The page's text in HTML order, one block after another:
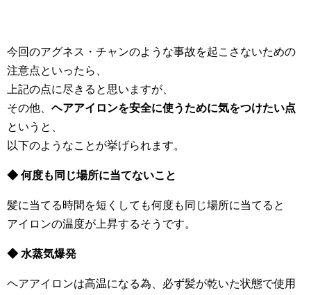
今回のアグネス・チャンのような事故を起こさないための
注意点といったら、
上記の点に尽きると思いますが、
その他、 ヘアアイロンを安全に使うために気をつけたい点
というと、
以下のようなことが挙げられます。
◆ 何度も同じ場所に当てないこと
髪に当てる時間を短くしても何度も同じ場所に当てると
アイロンの温度が上昇するそうです。
◆ 水蒸気爆発
ヘアアイロンは高温になる為、必ず髪が乾いた状態で使用